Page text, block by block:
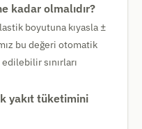
kadar olmalıdır?
boyutuna kıyasla ±
bu değeri otomatik
sınırları
yakıt tüketimini